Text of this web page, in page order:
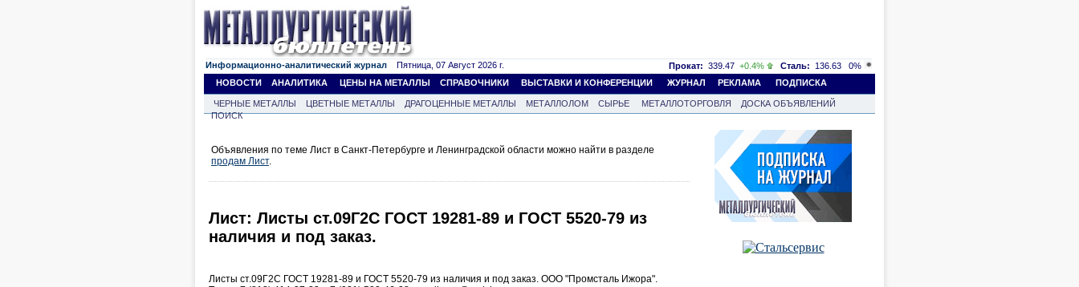
Информационно-аналитический журнал Пятница, 07 Август 2026 г. Прокат: 339.47 +0.4% Сталь: 136.63
0%
НОВОСТИ
АНАЛИТИКА ЦЕНЫ НА МЕТАЛЛЫ СПРАВОЧНИКИ ВЫСТАВКИ И КОНФЕРЕНЦИИ ЖУРНАЛ РЕКЛАМА ПОДПИСКА
ЧЕРНЫЕ МЕТАЛЛЫ ЦВЕТНЫЕ МЕТАЛЛЫ ДРАГОЦЕННЫЕ МЕТАЛЛЫ МЕТАЛЛОЛОМ СЫРЬЕ МЕТАЛЛОТОРГОВЛЯ
ДОСКА ОБЪЯВЛЕНИЙ
ПОИСК
Объявления по теме Лист в Санкт-Петербурге и Ленинградской области можно найти в разделе
продам Лист.
Лист: Листы ст.09Г2С ГОСТ 19281-89 и ГОСТ 5520-79 из
наличия и под заказ.
Листы ст.09Г2С ГОСТ 19281-89 и ГОСТ 5520-79 из наличия и под заказ. ООО "Промсталь Ижора".